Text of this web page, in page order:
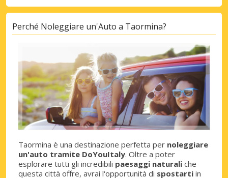
Perché Noleggiare un'Auto a Taormina?
Taormina è una destinazione perfetta per noleggiare
un'auto tramite DoYouItaly. Oltre a poter
esplorare tutti gli incredibili paesaggi naturali che
questa città offre, avrai l'opportunità di spostarti in